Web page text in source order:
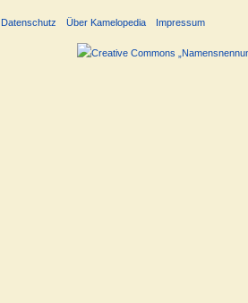
Datenschutz Über Kamelopedia Impressum